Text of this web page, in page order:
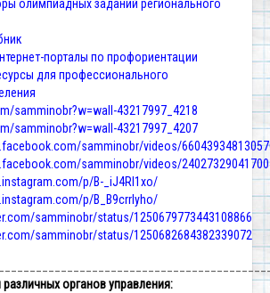
олимпиадных заданий регионального
порталы по профориентации
для профессионального
samminobr?w=wall-43217997_4218
samminobr?w=wall-43217997_4207
samminobr/videos/
samminobr/videos/
p/B-_iJ4Rl1xo/
p/B_B9crrlyho/
samminobr/status/1250679773443108866
samminobr/status/1250682684382339072
органов управления: